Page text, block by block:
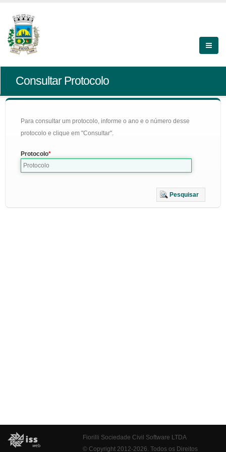
Consultar Protocolo
Para consultar um protocolo, informe o ano e o número desse
protocolo e clique em "Consultar".
Protocolo
Pesquisar
Fiorilli Sociedade Civil Software LTDA
© Copyright 2012-2026. Todos os Direitos